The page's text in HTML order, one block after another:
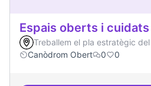
Espais oberts i cuidats
Treballem el pla estratègic
Canòdrom Obert
0 0